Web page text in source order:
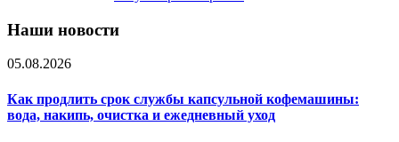
Наши новости
05.08.2026
Как продлить срок службы капсульной кофемашины:
вода, накипь, очистка и ежедневный уход